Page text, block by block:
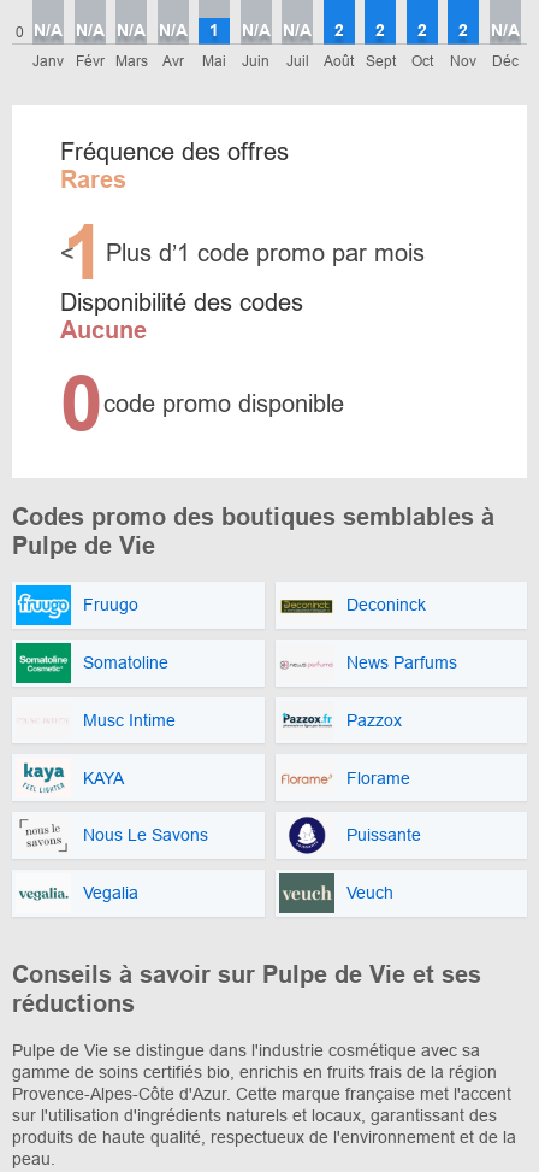
0
Janv
N/A
Févr
N/A
Mars
N/A
Avr
N/A
Mai
1
Juin
N/A
Juil
N/A
Août
2
Sept
2
Oct
2
Nov
2
Déc
N/A
Fréquence des offres
Rares
<
1 Plus d’1 code promo par mois
Disponibilité des codes
Aucune
0code promo disponible
Codes promo des boutiques semblables à
Pulpe de Vie
Fruugo Deconinck
Somatoline News Parfums
Musc Intime Pazzox
KAYA Florame
Nous Le Savons Puissante
Vegalia Veuch
Conseils à savoir sur Pulpe de Vie et ses
réductions
Pulpe de Vie se distingue dans l'industrie cosmétique avec sa
gamme de soins certifiés bio, enrichis en fruits frais de la région
Provence-Alpes-Côte d'Azur. Cette marque française met l'accent
sur l'utilisation d'ingrédients naturels et locaux, garantissant des
produits de haute qualité, respectueux de l'environnement et de la
peau.